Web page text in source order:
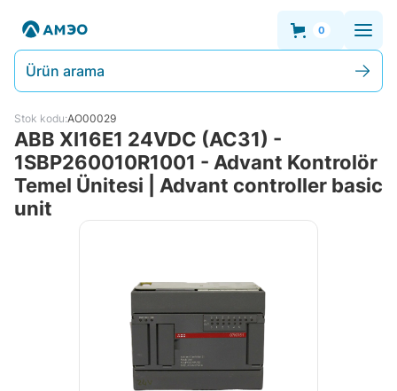
0
Ürün arama
Stok kodu:AO00029
ABB XI16E1 24VDC (AC31) -
1SBP260010R1001 - Advant Kontrolör
Temel Ünitesi | Advant controller basic
unit